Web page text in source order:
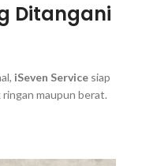
Ditangani
iSeven Service siap
maupun berat.